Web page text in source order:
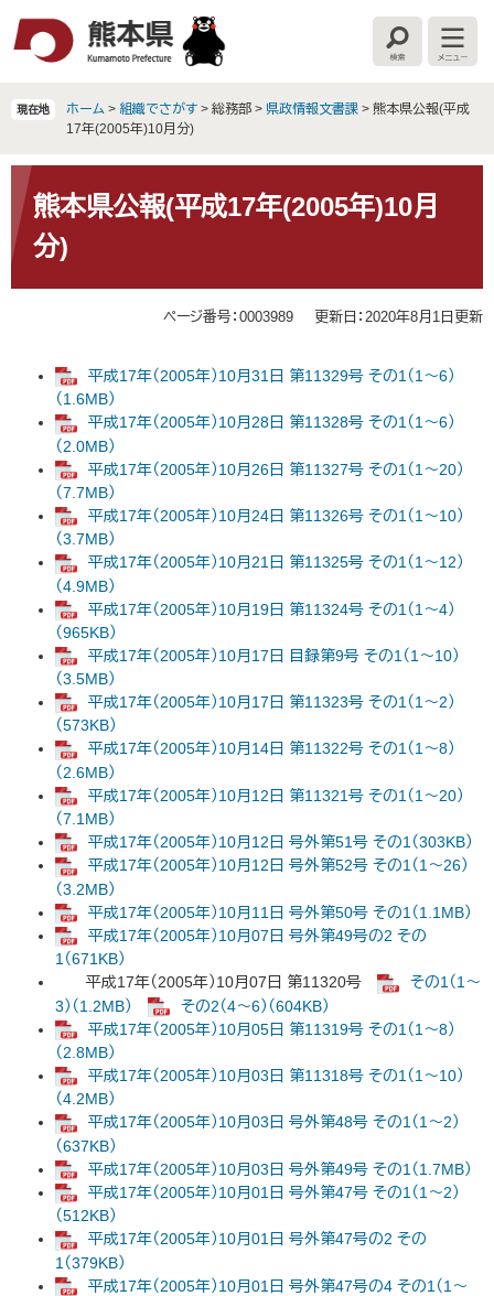
文
へ
検
索
メ
ニ
ー
現在地 ホーム > 組織でさがす > 総務部 > 県政情報文書課 > 熊本県公報(平成
17年(2005年)10月分)
文 熊本県公報(平成17年(2005年)10月
分)
ページ番号：0003989 更新日：2020年8月1日更新
平成17年（2005年）10月31日 第11329号 その1（1～6）
（1.6MB）
平成17年（2005年）10月28日 第11328号 その1（1～6）
（2.0MB）
平成17年（2005年）10月26日 第11327号 その1（1～20）
（7.7MB）
平成17年（2005年）10月24日 第11326号 その1（1～10）
（3.7MB）
平成17年（2005年）10月21日 第11325号 その1（1～12）
（4.9MB）
平成17年（2005年）10月19日 第11324号 その1（1～4）
（965KB）
平成17年（2005年）10月17日 目録第9号 その1（1～10）
（3.5MB）
平成17年（2005年）10月17日 第11323号 その1（1～2）
（573KB）
平成17年（2005年）10月14日 第11322号 その1（1～8）
（2.6MB）
平成17年（2005年）10月12日 第11321号 その1（1～20）
（7.1MB）
平成17年（2005年）10月12日 号外第51号 その1（303KB）
平成17年（2005年）10月12日 号外第52号 その1（1～26）
（3.2MB）
平成17年（2005年）10月11日 号外第50号 その1（1.1MB）
平成17年（2005年）10月07日 号外第49号の2 その
1（671KB）
平成17年（2005年）10月07日 第11320号
その1（1～
3）（1.2MB）
その2（4～6）（604KB）
平成17年（2005年）10月05日 第11319号 その1（1～8）
（2.8MB）
平成17年（2005年）10月03日 第11318号 その1（1～10）
（4.2MB）
平成17年（2005年）10月03日 号外第48号 その1（1～2）
（637KB）
平成17年（2005年）10月03日 号外第49号 その1（1.7MB）
平成17年（2005年）10月01日 号外第47号 その1（1～2）
（512KB）
平成17年（2005年）10月01日 号外第47号の2 その
1（379KB）
平成17年（2005年）10月01日 号外第47号の4 その1（1～